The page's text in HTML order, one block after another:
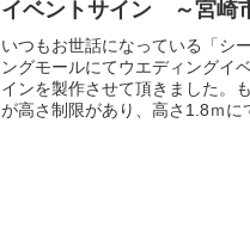
イベントサイン ～宮崎
いつもお世話になっている「シ
ングモールにてウエディングイ
インを製作させて頂きました。
が高さ制限があり、高さ1.8ｍに